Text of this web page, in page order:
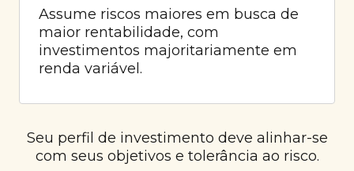
Assume riscos maiores em busca de
maior rentabilidade, com
investimentos majoritariamente em
renda variável.
Seu perfil de investimento deve alinhar-se
com seus objetivos e tolerância ao risco.